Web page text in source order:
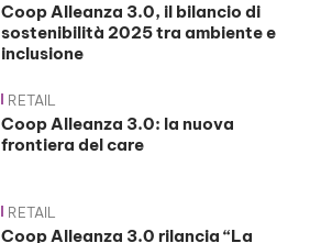
Coop Alleanza 3.0, il bilancio di
sostenibilità 2025 tra ambiente e
inclusione
RETAIL
Coop Alleanza 3.0: la nuova
frontiera del care
RETAIL
Coop Alleanza 3.0 rilancia “La